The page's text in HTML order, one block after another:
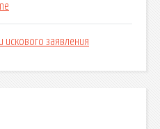
искового заявления